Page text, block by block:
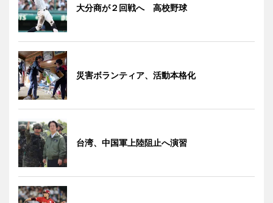
大分商が２回戦へ 高校野球
災害ボランティア、活動本格化
台湾、中国軍上陸阻止へ演習